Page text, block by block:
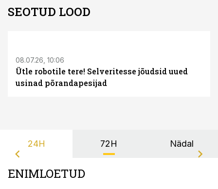
SEOTUD LOOD
08.07.26, 10:06
Ütle robotile tere! Selveritesse jõudsid uued
usinad põrandapesijad
24H 72H Nädal
ENIMLOETUD